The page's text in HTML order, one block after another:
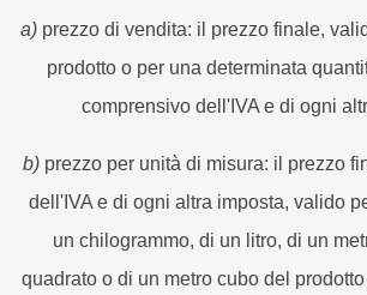
a)prezzo di vendita: il prezzo finale,
prodotto o per una determinata
comprensivo dell'IVA e di ogni
b)prezzo per unità di misura: il prezzo
dell'IVA e di ogni altra imposta, valido
un chilogrammo, di un litro, di un
quadrato o di un metro cubo del